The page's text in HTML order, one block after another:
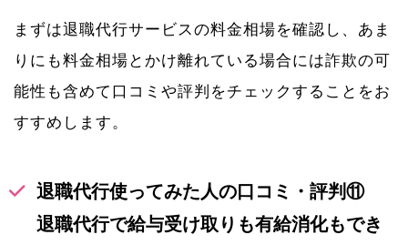
まずは退職代行サービスの料金相場を確認し、あま
りにも料金相場とかけ離れている場合には詐欺の可
能性も含めて口コミや評判をチェックすることをお
すすめします。
退職代行使ってみた人の口コミ・評判⑪
退職代行で給与受け取りも有給消化もでき